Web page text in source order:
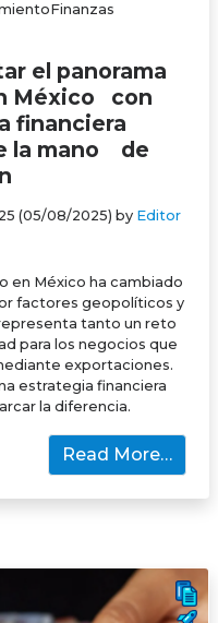
el panorama
México con
financiera
la mano de
(05/08/2025) byEditor
en México ha cambiado
factores geopolíticos y
tanto un reto
para los negocios que
exportaciones.
estrategia financiera
la diferencia.
Read More…